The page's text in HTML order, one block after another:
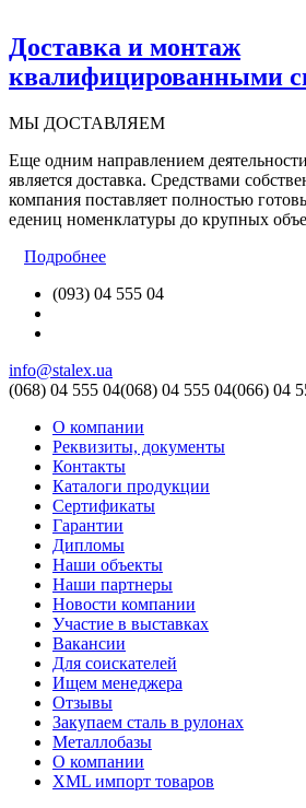
Доставка и монтаж
квалифицированными
МЫ ДОСТАВЛЯЕМ
Еще одним направлением
является доставка. Средствами
компания поставляет полностью
едениц номенклатуры до крупных
Подробнее
(093) 04 555 04
info@stalex.ua
(068) 04 555 04(068) 04 555 04(066) 04
О компании
Реквизиты, документы
Контакты
Каталоги продукции
Сертификаты
Гарантии
Дипломы
Наши объекты
Наши партнеры
Новости компании
Участие в выставках
Вакансии
Для соискателей
Ищем менеджера
Отзывы
Закупаем сталь в рулонах
Металлобазы
О компании
XML импорт товаров